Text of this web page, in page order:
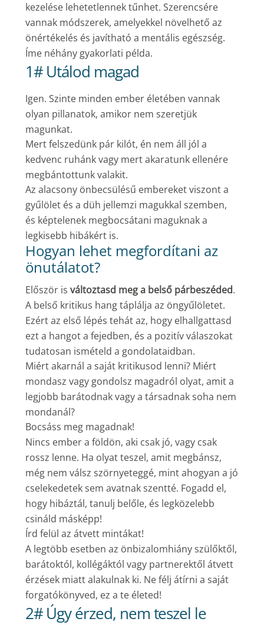
kezelése lehetetlennek tűnhet. Szerencsére
vannak módszerek, amelyekkel növelhető az
önértékelés és javítható a mentális egészség.
Íme néhány gyakorlati példa.
1# Utálod magad
Igen. Szinte minden ember életében vannak
olyan pillanatok, amikor nem szeretjük
magunkat.
Mert felszedünk pár kilót, én nem áll jól a
kedvenc ruhánk vagy mert akaratunk ellenére
megbántottunk valakit.
Az alacsony önbecsülésű embereket viszont a
gyűlölet és a düh jellemzi magukkal szemben,
és képtelenek megbocsátani maguknak a
legkisebb hibákért is.
Hogyan lehet megfordítani az
önutálatot?
Először is változtasd meg a belső párbeszéded.
A belső kritikus hang táplálja az öngyűlöletet.
Ezért az első lépés tehát az, hogy elhallgattasd
ezt a hangot a fejedben, és a pozitív válaszokat
tudatosan ismételd a gondolataidban.
Miért akarnál a saját kritikusod lenni? Miért
mondasz vagy gondolsz magadról olyat, amit a
legjobb barátodnak vagy a társadnak soha nem
mondanál?
Bocsáss meg magadnak!
Nincs ember a földön, aki csak jó, vagy csak
rossz lenne. Ha olyat teszel, amit megbánsz,
még nem válsz szörnyeteggé, mint ahogyan a jó
cselekedetek sem avatnak szentté. Fogadd el,
hogy hibáztál, tanulj belőle, és legközelebb
csináld másképp!
Írd felül az átvett mintákat!
A legtöbb esetben az önbizalomhiány szülőktől,
barátoktól, kollégáktól vagy partnerektől átvett
érzések miatt alakulnak ki. Ne félj átírni a saját
forgatókönyved, ez a te életed!
2# Úgy érzed, nem teszel le